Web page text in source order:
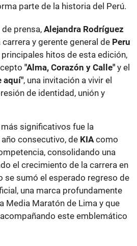
parte de la historia del Perú.
prensa, Alejandra Rodríguez
y gerente general de Peru
hitos de esta edición,
"Alma, Corazón y Calle" y el
aquí", una invitación a vivir el
de identidad, unión y
significativos fue la
consecutivo, de KIA como
consolidando una
el crecimiento de la carrera en
se sumó el esperado regreso de
una marca profundamente
Media Maratón de Lima y que
este emblemático